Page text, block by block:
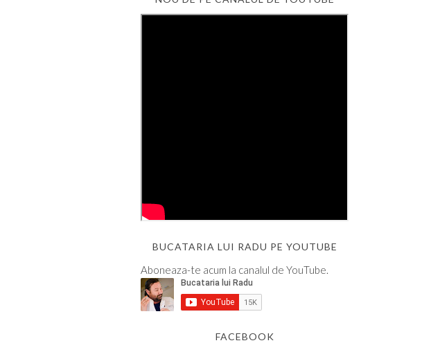
BUCATARIA LUI RADU PE YOUTUBE
Aboneaza-te acum la canalul de YouTube.
FACEBOOK